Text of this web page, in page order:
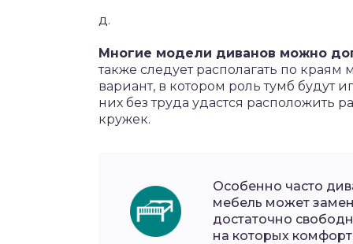
д.
Многие модели диванов можно
также следует располагать по
вариант, в котором роль тумб будут
них без труда удастся расположить
кружек.
Особенно часто
мебель может
достаточно
на которых